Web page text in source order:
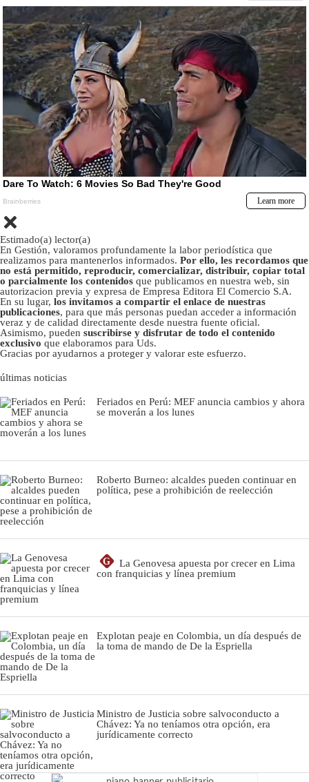
Estimado(a) lector(a)
En Gestión, valoramos profundamente la labor periodística que
realizamos para mantenerlos informados. Por ello, les recordamos que
no está permitido, reproducir, comercializar, distribuir, copiar total
o parcialmente los contenidos que publicamos en nuestra web, sin
autorizacion previa y expresa de Empresa Editora El Comercio S.A.
En su lugar, los invitamos a compartir el enlace de nuestras
publicaciones, para que más personas puedan acceder a información
veraz y de calidad directamente desde nuestra fuente oficial.
Asimismo, pueden suscribirse y disfrutar de todo el contenido
exclusivo que elaboramos para Uds.
Gracias por ayudarnos a proteger y valorar este esfuerzo.
últimas noticias
Feriados en Perú: MEF anuncia cambios y ahora
se moverán a los lunes
Roberto Burneo: alcaldes pueden continuar en
política, pese a prohibición de reelección
G
La Genovesa apuesta por crecer en Lima
con franquicias y línea premium
Explotan peaje en Colombia, un día después de
la toma de mando de De la Espriella
Ministro de Justicia sobre salvoconducto a
Chávez: Ya no teníamos otra opción, era
jurídicamente correcto